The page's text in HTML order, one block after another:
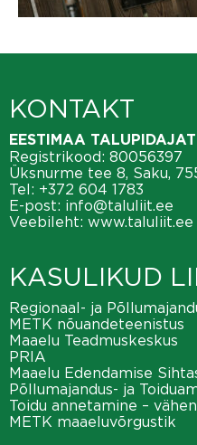
KONTAKT
EESTIMAA
Registrikood: 80056397
Üksnurme tee 8, Saku,
Tel: +372 604 1783
E-post: info@taluliit.ee
Veebileht: www.taluliit.ee
KASULIKUD
Regionaal- ja
METK nõuandeteenistus
Maaelu Teadmuskeskus
PRIA
Maaelu Edendamise
Põllumajandus- ja
Toidu annetamine –
METK maaeluvõrgustik